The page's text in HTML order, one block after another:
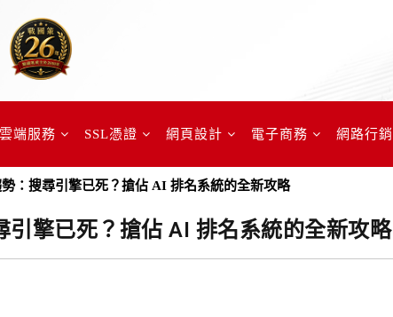
雲端服務 SSL憑證 網頁設計 電子商務 網路行銷
：搜尋引擎已死？搶佔 AI 排名系統的全新攻略
引擎已死？搶佔 AI 排名系統的全新攻略